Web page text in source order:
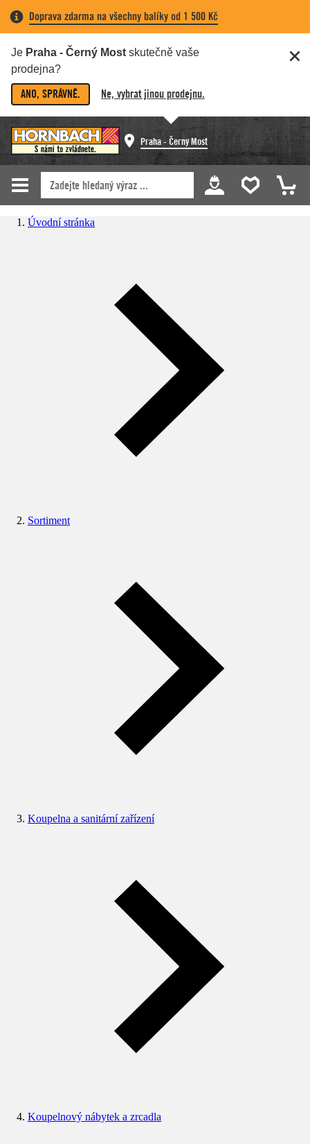
Doprava zdarma na všechny balíky od 1 500 Kč
Je Praha - Černý Most skutečně vaše
prodejna?
ANO, SPRÁVNĚ. Ne, vybrat jinou prodejnu.
Praha - Černý Most
Úvodní stránka
Sortiment
Koupelna a sanitární zařízení
Koupelnový nábytek a zrcadla